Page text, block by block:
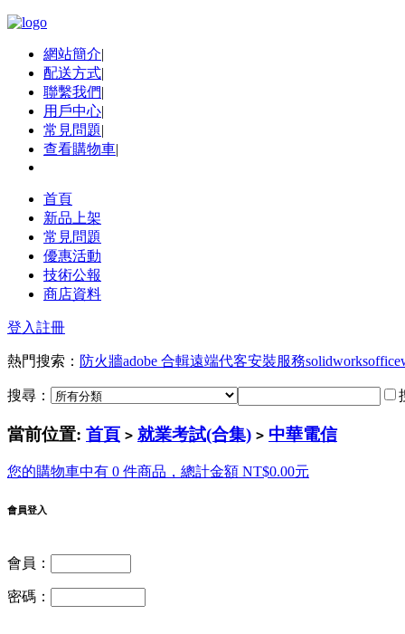
網站簡介|
配送方式|
聯繫我們|
用戶中心|
常見問題|
查看購物車|
首頁
新品上架
常見問題
優惠活動
技術公報
商店資料
登入註冊
熱門搜索： 防火牆adobe 合輯遠端代客安裝服務solidworksoffice
搜尋：
當前位置: 首頁 > 就業考試(合集) > 中華電信
您的購物車中有 0 件商品，總計金額 NT$0.00元
會員登入
會員：
密碼：